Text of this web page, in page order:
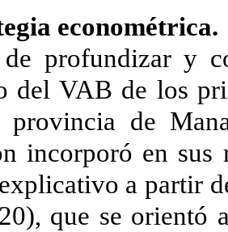
econométrica.
profundizar y
del VAB de los
de
incorporó en sus
a partir
que se orientó